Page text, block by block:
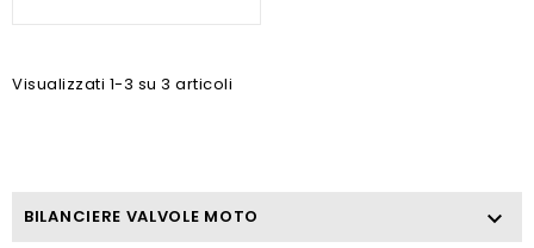
Visualizzati 1-3 su 3 articoli
BILANCIERE VALVOLE MOTO 